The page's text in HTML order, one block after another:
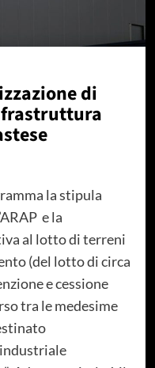
di
la stipula
e la
al lotto di terreni
(del lotto di circa
e cessione
tra le medesime